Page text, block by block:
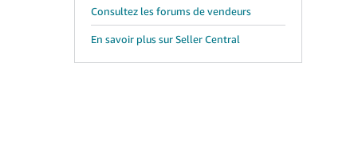
Consultez les forums de vendeurs
En savoir plus sur Seller Central